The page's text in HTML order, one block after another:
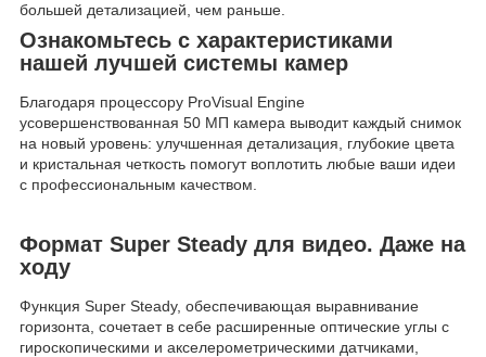
большей детализацией, чем раньше.
Ознакомьтесь с характеристиками
нашей лучшей системы камер
Благодаря процессору ProVisual Engine
усовершенствованная 50 МП камера выводит каждый снимок
на новый уровень: улучшенная детализация, глубокие цвета
и кристальная четкость помогут воплотить любые ваши идеи
с профессиональным качеством.
Формат Super Steady для видео. Даже на
ходу
Функция Super Steady, обеспечивающая выравнивание
горизонта, сочетает в себе расширенные оптические углы с
гироскопическими и акселерометрическими датчиками,